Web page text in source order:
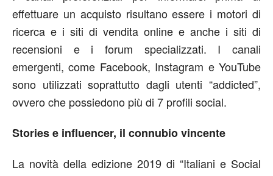
effettuare un acquisto risultano essere i motori di
ricerca e i siti di vendita online e anche i siti di
recensioni e i forum specializzati. I canali
emergenti, come Facebook, Instagram e YouTube
sono utilizzati soprattutto dagli utenti “addicted”,
ovvero che possiedono più di 7 profili social.
Stories e influencer, il connubio vincente
La novità della edizione 2019 di “Italiani e Social